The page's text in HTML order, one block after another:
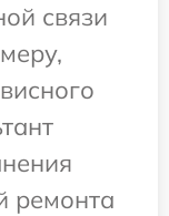
связи
ремонта